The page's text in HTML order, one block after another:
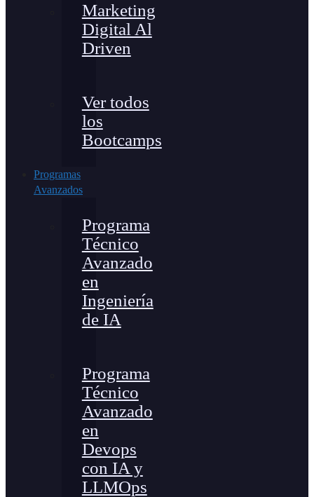
Marketing
Digital Al
Driven
Ver todos
los
Bootcamps
Programas
Avanzados
Programa
Técnico
Avanzado
en
Ingeniería
de IA
Programa
Técnico
Avanzado
en
Devops
con IA y
LLMOps